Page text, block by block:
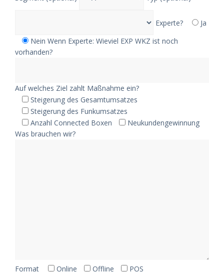
Experte?
Ja
Nein Wenn Experte: Wieviel EXP WKZ ist noch
vorhanden?
Auf welches Ziel zahlt Maßnahme ein?
Steigerung des Gesamtumsatzes
Steigerung des Funkumsatzes
Anzahl Connected Boxen
Neukundengewinnung
Was brauchen wir?
Format Online Offline
POS